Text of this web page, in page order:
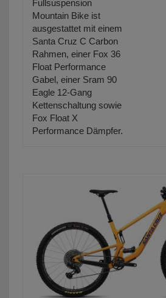
Fullsuspension
Mountain Bike ist
ausgestattet mit einem
Santa Cruz C Carbon
Rahmen, einer Fox 36
Float Performance
Gabel, einer Sram 90
Eagle 12-Gang
Kettenschaltung sowie
Fox Float X
Performance Dämpfer.